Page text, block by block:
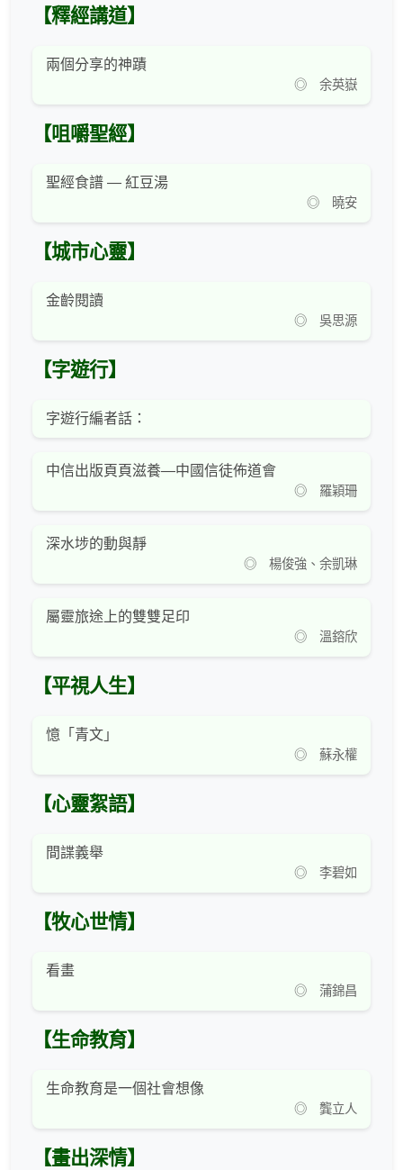
【釋經講道】
兩個分享的神蹟
◎ 余英嶽
【咀嚼聖經】
聖經食譜 — 紅豆湯
◎ 曉安
【城市心靈】
金齡閱讀
◎ 吳思源
【字遊行】
字遊行編者話：
中信出版頁頁滋養—中國信徒佈道會
◎ 羅穎珊
深水埗的動與靜
◎ 楊俊強、余凱琳
屬靈旅途上的雙雙足印
◎ 溫鎔欣
【平視人生】
憶「青文」
◎ 蘇永權
【心靈絮語】
間諜義舉
◎ 李碧如
【牧心世情】
看畫
◎ 蒲錦昌
【生命教育】
生命教育是一個社會想像
◎ 龔立人
【畫出深情】